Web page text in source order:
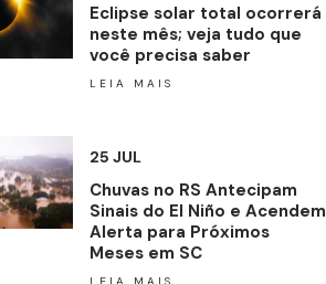
Eclipse solar total ocorrerá
neste mês; veja tudo que
você precisa saber
LEIA MAIS
25 JUL
Chuvas no RS Antecipam
Sinais do El Niño e Acendem
Alerta para Próximos
Meses em SC